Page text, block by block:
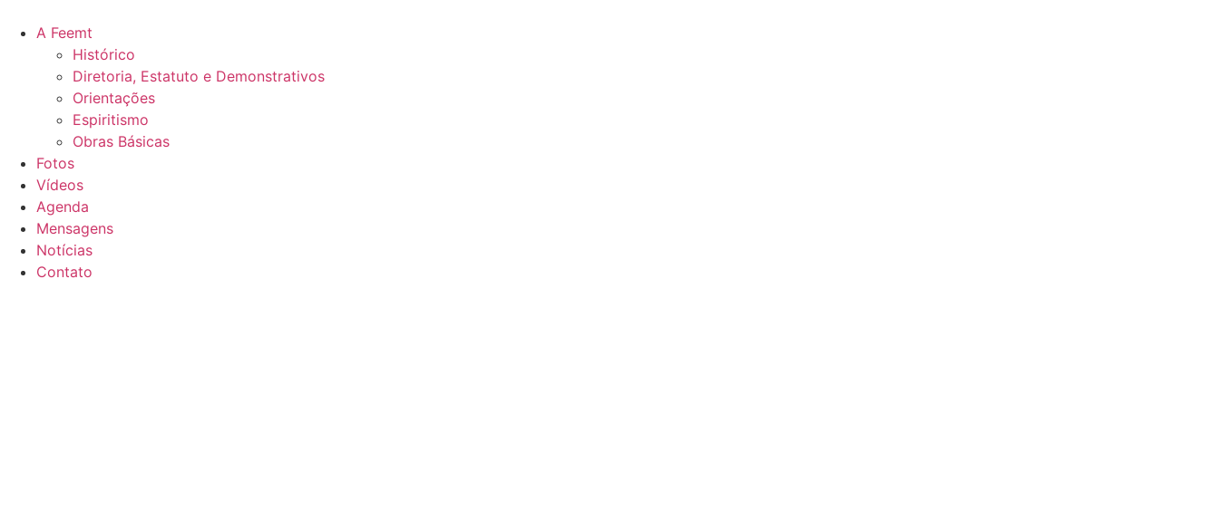
A Feemt
Histórico
Diretoria, Estatuto e Demonstrativos
Orientações
Espiritismo
Obras Básicas
Fotos
Vídeos
Agenda
Mensagens
Notícias
Contato